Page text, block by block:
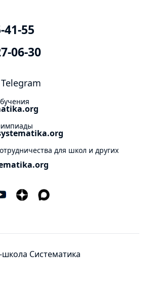
41-55
06-30
Telegram
для школ и других
Систематика